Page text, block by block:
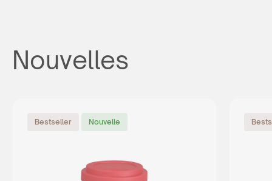
Nouvelles
Bestseller Nouvelle